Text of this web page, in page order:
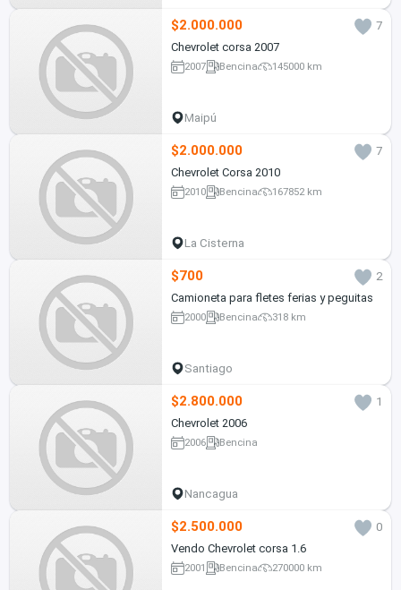
$2.000.000
7
Chevrolet corsa 2007
2007 Bencina 145000 km
Maipú
$2.000.000
7
Chevrolet Corsa 2010
2010 Bencina 167852 km
La Cisterna
$700
2
Camioneta para fletes ferias y peguitas
2000 Bencina 318 km
Santiago
$2.800.000
1
Chevrolet 2006
2006 Bencina
Nancagua
$2.500.000
0
Vendo Chevrolet corsa 1.6
2001 Bencina 270000 km